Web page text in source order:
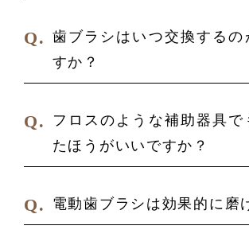
歯ブラシはいつ交換するの
すか？
フロスのような補助器具で
たほうがいいですか？
電動歯ブラシは効果的に磨